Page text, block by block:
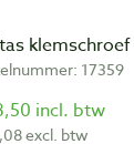
17359
incl. btw
excl. btw